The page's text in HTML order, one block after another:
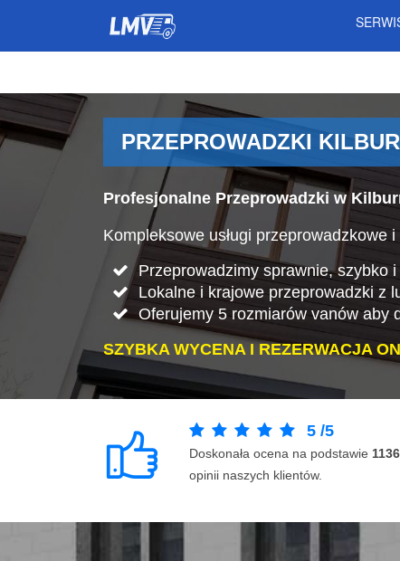
PRZEPROWADZKI
Profesjonalne Przeprowadzki w
Kompleksowe usługi przeprowadzkowe
Przeprowadzimy sprawnie, szybko
Lokalne i krajowe przeprowadzki z
Oferujemy 5 rozmiarów vanów aby
SZYBKA WYCENA I REZERWACJA
5 /5
Doskonała ocena na podstawie 1136
opinii naszych klientów.